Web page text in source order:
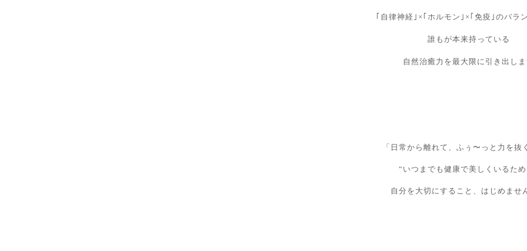
｢自律神経｣×｢ホルモン｣×｢免疫｣のバラ
誰もが本来持っている
自然治癒力を最大限に引き出し
「日常から離れて、ふぅ〜っと力を抜
“いつまでも健康で美しくいるた
自分を大切にすること、はじめませ